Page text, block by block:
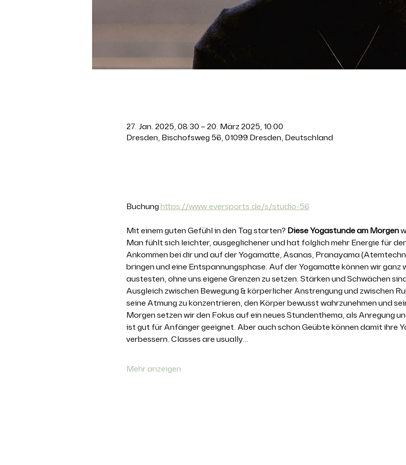
27. Jan. 2025, 08:30 – 20. März 2025, 10:00
Dresden, Bischofsweg 56, 01099 Dresden, Deutschland
Buchung https://www.eversports.de/s/studio-56
Mit einem guten Gefühl in den Tag starten? Diese Yogastunde am Morgen
Man fühlt sich leichter, ausgeglichener und hat folglich mehr Energie für
Ankommen bei dir und auf der Yogamatte, Asanas, Pranayama
bringen und eine Entspannungsphase. Auf der Yogamatte können wir ganz
austesten, ohne uns eigene Grenzen zu setzen. Stärken und Schwächen
Ausgleich zwischen Bewegung & körperlicher Anstrengung und zwischen
seine Atmung zu konzentrieren, den Körper bewusst wahrzunehmen und
Morgen setzen wir den Fokus auf ein neues Stundenthema, als Anregung
ist gut für Anfänger geeignet. Aber auch schon Geübte können damit ihre
verbessern. Classes are usually…
Mehr anzeigen